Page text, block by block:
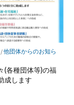
他団体からのお知ら
(各種団体等)の福
成します